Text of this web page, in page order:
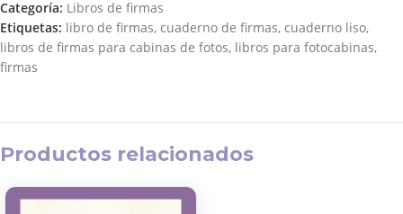
Categoría: Libros de firmas
Etiquetas: libro de firmas, cuaderno de firmas, cuaderno liso,
libros de firmas para cabinas de fotos, libros para fotocabinas,
firmas
Productos relacionados